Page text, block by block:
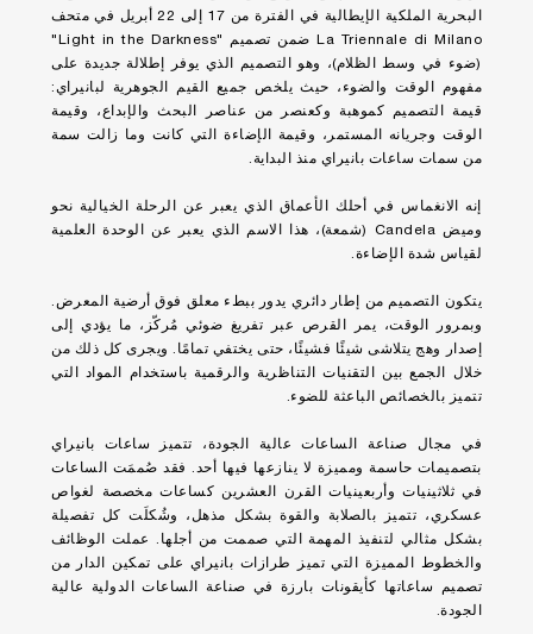
البحرية الملكية الإيطالية في الفترة من 17 إلى 22 أبريل في متحف
La Triennale di Milano ضمن تصميم "Light in the Darkness"
(ضوء في وسط الظلام)، وهو التصميم الذي يوفر إطلالة جديدة على
مفهوم الوقت والضوء، حيث يلخص جميع القيم الجوهرية لبانيراي:
قيمة التصميم كموهبة وكعنصر من عناصر البحث والإبداع، وقيمة
الوقت وجريانه المستمر، وقيمة الإضاءة التي كانت وما زالت سمة
من سمات ساعات بانيراي منذ البداية.
إنه الانغماس في أحلك الأعماق الذي يعبر عن الرحلة الخيالية نحو
وميض Candela (شمعة)، هذا الاسم الذي يعبر عن الوحدة العلمية
لقياس شدة الإضاءة.
يتكون التصميم من إطار دائري يدور ببطء معلق فوق أرضية المعرض.
وبمرور الوقت، يمر القرص عبر تفريغ ضوئي مُركّز، ما يؤدي إلى
إصدار وهج يتلاشى شيئًا فشيئًا، حتى يختفي تمامًا. ويجرى كل ذلك من
خلال الجمع بين التقنيات التناظرية والرقمية باستخدام المواد التي
تتميز بالخصائص الباعثة للضوء.
في مجال صناعة الساعات عالية الجودة، تتميز ساعات بانيراي
بتصميمات حاسمة ومميزة لا ينازعها فيها أحد. فقد صُممَت الساعات
في ثلاثينيات وأربعينيات القرن العشرين كساعات مخصصة لغواص
عسكري، تتميز بالصلابة والقوة بشكل مذهل، وشُكلَت كل تفصيلة
بشكل مثالي لتنفيذ المهمة التي صممت من أجلها. عملت الوظائف
والخطوط المميزة التي تميز طرازات بانيراي على تمكين الدار من
تصميم ساعاتها كأيقونات بارزة في صناعة الساعات الدولية عالية
الجودة.